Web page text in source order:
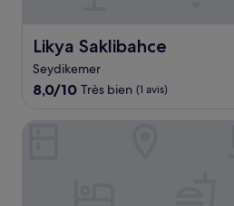
Likya Saklibahce
Likya Saklibahce
Seydikemer
8.0
10,
8,0/10 Très bien (1 avis)